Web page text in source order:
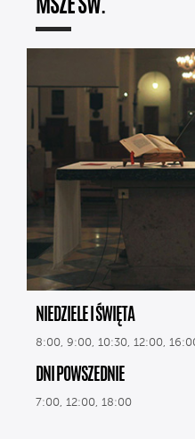
MSZE ŚW.
NIEDZIELE I ŚWIĘTA
8:00, 9:00, 10:30, 12:00,
DNI POWSZEDNIE
7:00, 12:00, 18:00